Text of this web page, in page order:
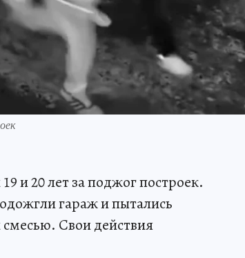
и 20 лет за поджог построек.
гараж и пытались
Свои действия